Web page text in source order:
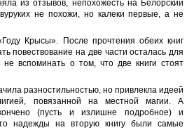
из отзывов, непохожесть на Белорский
не похожи, но калеки первые, а не
Крысы». После прочтения обеих книг
повествование на две части осталась для
вспоминать о том, что две книги стоят
разностильностью, но привлекла идеей
повязанной на местной магии. А
(пусть и излишне подробное) и
надежды на вторую книгу были самые